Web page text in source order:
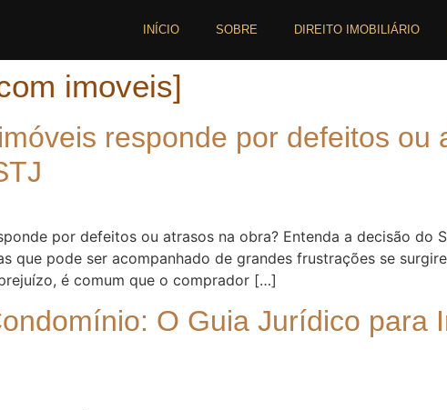
INÍCIO SOBRE DIREITO IMOBILIÁRIO
imoveis]
responde por defeitos ou
por defeitos ou atrasos na obra? Entenda a decisão do
que pode ser acompanhado de grandes frustrações se
é comum que o comprador […]
O Guia Jurídico para